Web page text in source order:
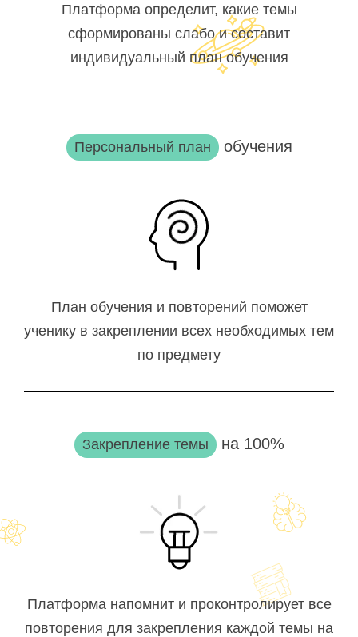
Платформа определит, какие темы
сформированы слабо и составит
индивидуальный план обучения
Персональный план обучения
План обучения и повторений поможет
ученику в закреплении всех необходимых тем
по предмету
Закрепление темы на 100%
Платформа напомнит и проконтролирует все
повторения для закрепления каждой темы на